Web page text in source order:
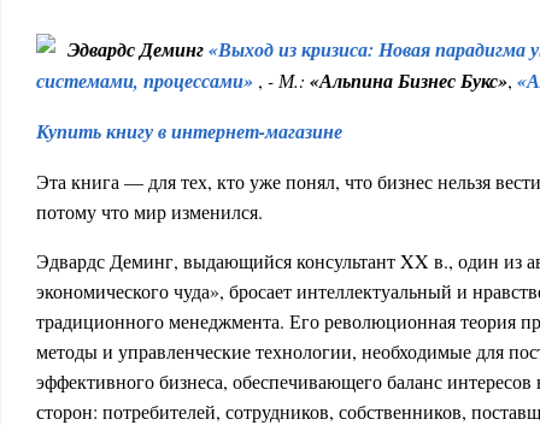
Эдвардс Деминг«Выход из кризиса: Новая парадигма
системами, процессами» , - М.: «Альпина Бизнес Букс»,
Купить книгу в интернет-магазине
Эта книга — для тех, кто уже понял, что бизнес нельзя
потому что мир изменился.
Эдвардс Деминг, выдающийся консультант XX в., один из
экономического чуда», бросает интеллектуальный и
традиционного менеджмента. Его революционная теория
методы и управленческие технологии, необходимые для
эффективного бизнеса, обеспечивающего баланс интересов
сторон: потребителей, сотрудников, собственников,